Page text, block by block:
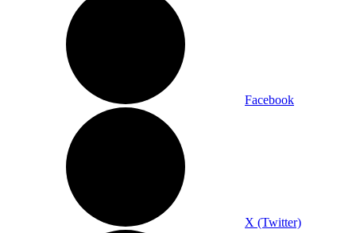
Facebook
X (Twitter)